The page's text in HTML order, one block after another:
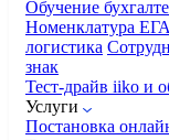
Обучение
Номенклатура
логистика
знак
Тест-драйв iiko и
Услуги
Постановка